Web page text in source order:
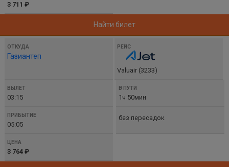
3 711 ₽
Найти билет
Газиантеп
Valuair (3233)
03:15 1ч 50мин
05:05
без пересадок
3 764 ₽